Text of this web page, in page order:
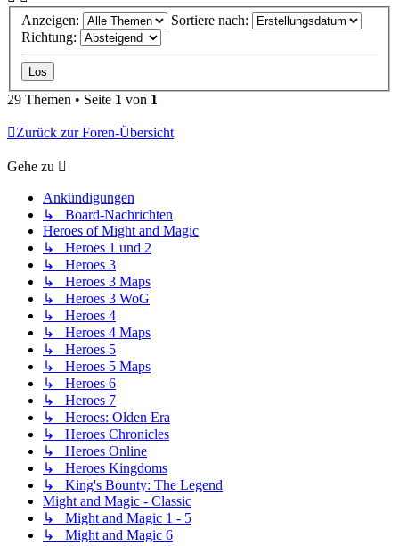
Anzeigen:
Sortiere nach:
Richtung:
29 Themen • Seite 1 von 1
Zurück zur Foren-Übersicht
Gehe zu
Ankündigungen
↳ Board-Nachrichten
Heroes of Might and Magic
↳ Heroes 1 und 2
↳ Heroes 3
↳ Heroes 3 Maps
↳ Heroes 3 WoG
↳ Heroes 4
↳ Heroes 4 Maps
↳ Heroes 5
↳ Heroes 5 Maps
↳ Heroes 6
↳ Heroes 7
↳ Heroes: Olden Era
↳ Heroes Chronicles
↳ Heroes Online
↳ Heroes Kingdoms
↳ King's Bounty: The Legend
Might and Magic - Classic
↳ Might and Magic 1 - 5
↳ Might and Magic 6